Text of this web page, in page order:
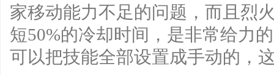
家移动能力不足的问题，而且烈
短50%的冷却时间，是非常给力
可以把技能全部设置成手动的，